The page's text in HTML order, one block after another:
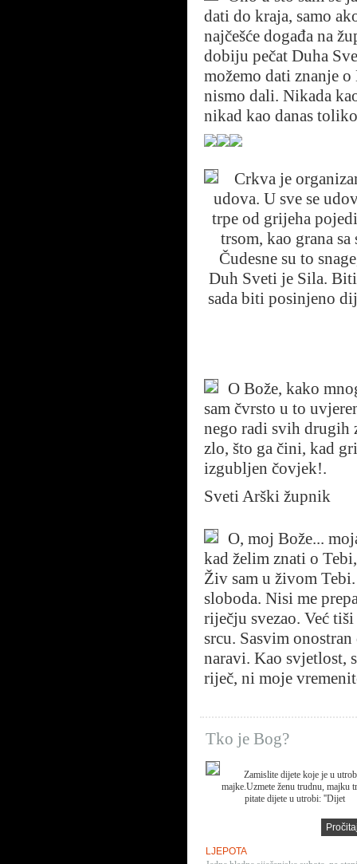
dati do kraja, samo
najčešće događa na
dobiju pečat Duha
možemo dati znanje
nismo dali. Nikada
nikad kao danas
Crkva je
udova. U sve se
trpe od grijeha
trsom, kao grana
Čudesne su to
Duh Sveti je Sila.
sada biti posinjeno
O Bože, kako
sam čvrsto u to
nego radi svih drugih
zlo, što ga čini, kad
izgubljen čovjek!.
Sveti Arški župnik
O, moj Bože...
kad želim znati o
Živ sam u živom
sloboda. Nisi me
riječju svezao. Već
srcu. Sasvim
naravi. Kao svjetlost,
riječ, ni moje
Tko je Bog?
Zamislite dijete koje je u
majke.Uzmete ženu trudnu, majku
pitate dijete u utrobi: ''Dijet
LJEPOTA